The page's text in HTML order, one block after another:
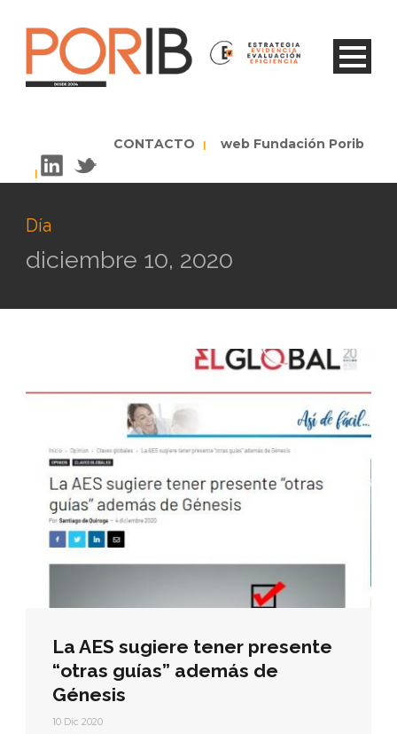
es
CONTACTO | web Fundación Porib
|
Día
diciembre 10, 2020
La AES sugiere tener presente
“otras guías” además de
Génesis
10 Dic 2020